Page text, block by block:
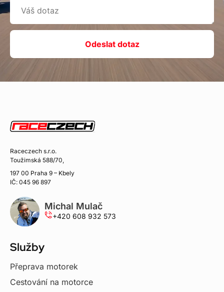
Raceczech s.r.o.
Toužimská 588/70,
197 00 Praha 9 – Kbely
IČ: 045 96 897
Michal Mulač
+420 608 932 573
Služby
Přeprava motorek
Cestování na motorce